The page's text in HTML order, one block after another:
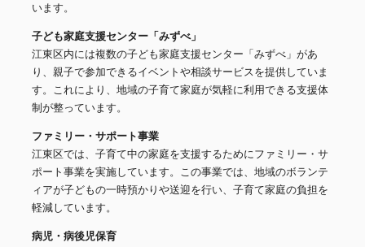
います。
子ども家庭支援センター「みずべ」
江東区内には複数の子ども家庭支援センター「みずべ」があ
り、親子で参加できるイベントや相談サービスを提供していま
す。これにより、地域の子育て家庭が気軽に利用できる支援体
制が整っています。
ファミリー・サポート事業
江東区では、子育て中の家庭を支援するためにファミリー・サ
ポート事業を実施しています。この事業では、地域のボランテ
ィアが子どもの一時預かりや送迎を行い、子育て家庭の負担を
軽減しています。
病児・病後児保育